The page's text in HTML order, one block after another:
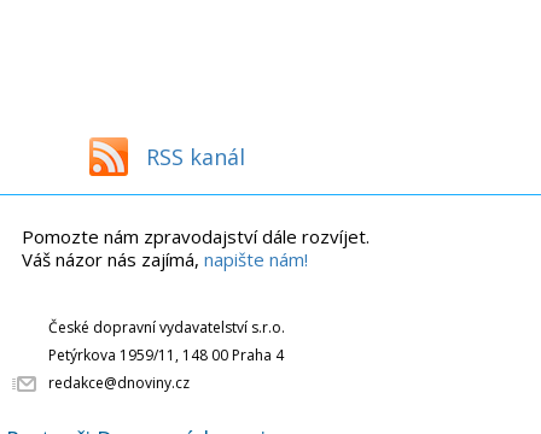
RSS kanál
Pomozte nám zpravodajství dále rozvíjet.
Váš názor nás zajímá, napište nám!
České dopravní vydavatelství s.r.o.
Petýrkova 1959/11, 148 00 Praha 4
redakce@dnoviny.cz